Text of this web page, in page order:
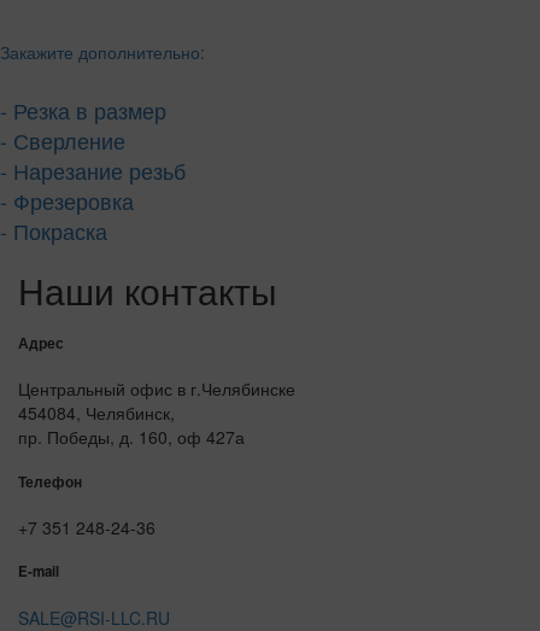
Закажите дополнительно:
- Резка в размер
- Сверление
- Нарезание резьб
- Фрезеровка
- Покраска
Наши контакты
Адрес
Центральный офис в г.Челябинске
454084, Челябинск,
пр. Победы, д. 160, оф 427а
Телефон
+7 351 248-24-36
E-mail
SALE@RSI-LLC.RU